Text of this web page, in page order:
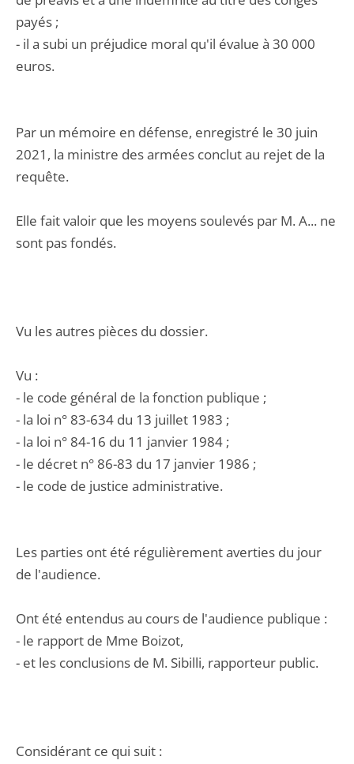
payés ;
- il a subi un préjudice moral qu'il évalue à 30 000
euros.
Par un mémoire en défense, enregistré le 30 juin
2021, la ministre des armées conclut au rejet de la
requête.
Elle fait valoir que les moyens soulevés par M. A... ne
sont pas fondés.
Vu les autres pièces du dossier.
Vu :
- le code général de la fonction publique ;
- la loi n° 83-634 du 13 juillet 1983 ;
- la loi n° 84-16 du 11 janvier 1984 ;
- le décret n° 86-83 du 17 janvier 1986 ;
- le code de justice administrative.
Les parties ont été régulièrement averties du jour
de l'audience.
Ont été entendus au cours de l'audience publique :
- le rapport de Mme Boizot,
- et les conclusions de M. Sibilli, rapporteur public.
Considérant ce qui suit :